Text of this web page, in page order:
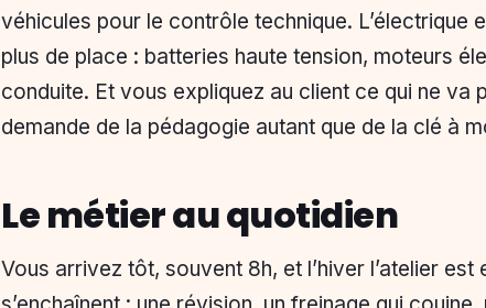
véhicules pour le contrôle technique. L’électrique
plus de place : batteries haute tension, moteurs
conduite. Et vous expliquez au client ce qui ne va
demande de la pédagogie autant que de la clé à
Le métier au quotidien
Vous arrivez tôt, souvent 8h, et l’hiver l’atelier